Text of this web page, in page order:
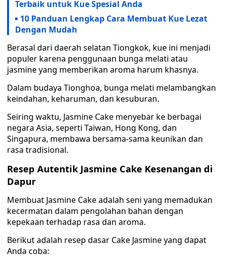
Terbaik untuk Kue Spesial Anda
10 Panduan Lengkap Cara Membuat Kue Lezat
Dengan Mudah
Berasal dari daerah selatan Tiongkok, kue ini menjadi
populer karena penggunaan bunga melati atau
jasmine yang memberikan aroma harum khasnya.
Dalam budaya Tionghoa, bunga melati melambangkan
keindahan, keharuman, dan kesuburan.
Seiring waktu, Jasmine Cake menyebar ke berbagai
negara Asia, seperti Taiwan, Hong Kong, dan
Singapura, membawa bersama-sama keunikan dan
rasa tradisional.
Resep Autentik Jasmine Cake Kesenangan di
Dapur
Membuat Jasmine Cake adalah seni yang memadukan
kecermatan dalam pengolahan bahan dengan
kepekaan terhadap rasa dan aroma.
Berikut adalah resep dasar Cake Jasmine yang dapat
Anda coba: